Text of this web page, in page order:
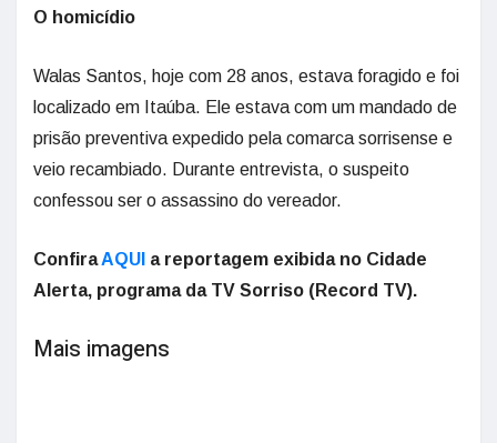
O homicídio
Walas Santos, hoje com 28 anos, estava foragido e foi
localizado em Itaúba. Ele estava com um mandado de
prisão preventiva expedido pela comarca sorrisense e
veio recambiado. Durante entrevista, o suspeito
confessou ser o assassino do vereador.
ConfiraAQUI a reportagem exibida no Cidade
Alerta, programa da TV Sorriso (Record TV).
Mais imagens